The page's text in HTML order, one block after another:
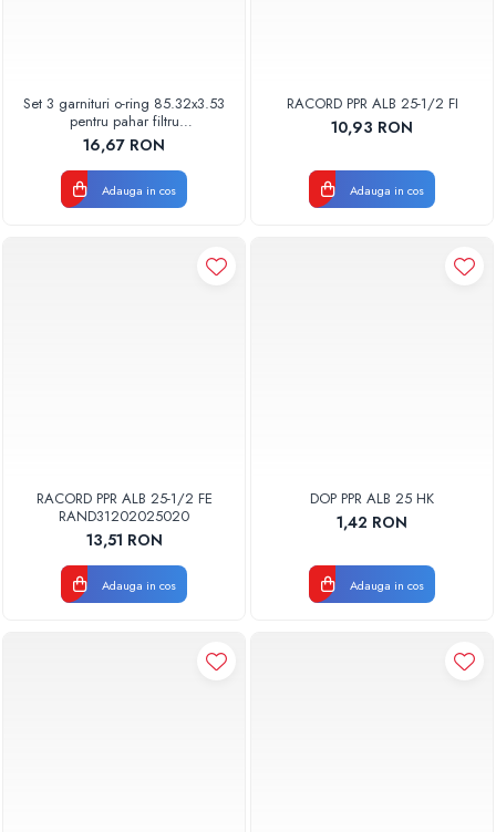
Set 3 garnituri o-ring 85.32x3.53
pentru pahar filtru
AQUA06030000000
16,67 RON
Adauga in cos
RACORD PPR ALB 25-1/2 FI
10,93 RON
Adauga in cos
RACORD PPR ALB 25-1/2 FE
RAND31202025020
13,51 RON
Adauga in cos
DOP PPR ALB 25 HK
1,42 RON
Adauga in cos